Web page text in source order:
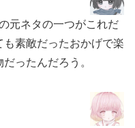
元ネタの一つがこれだ
素敵だったおかげで楽
ったんだろう。